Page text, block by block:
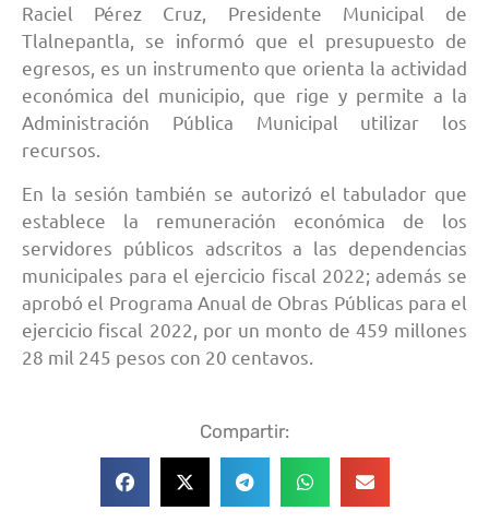
Raciel Pérez Cruz, Presidente Municipal de
Tlalnepantla, se informó que el presupuesto de
egresos, es un instrumento que orienta la actividad
económica del municipio, que rige y permite a la
Administración Pública Municipal utilizar los
recursos.
En la sesión también se autorizó el tabulador que
establece la remuneración económica de los
servidores públicos adscritos a las dependencias
municipales para el ejercicio fiscal 2022; además se
aprobó el Programa Anual de Obras Públicas para el
ejercicio fiscal 2022, por un monto de 459 millones
28 mil 245 pesos con 20 centavos.
Compartir: